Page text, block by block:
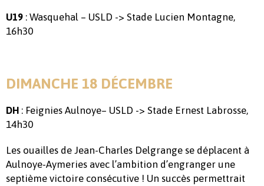
U19 : Wasquehal – USLD -> Stade Lucien Montagne,
16h30
DIMANCHE 18 DÉCEMBRE
DH : Feignies Aulnoye– USLD -> Stade Ernest Labrosse,
14h30
Les ouailles de Jean-Charles Delgrange se déplacent à
Aulnoye-Aymeries avec l’ambition d’engranger une
septième victoire consécutive ! Un succès permettrait